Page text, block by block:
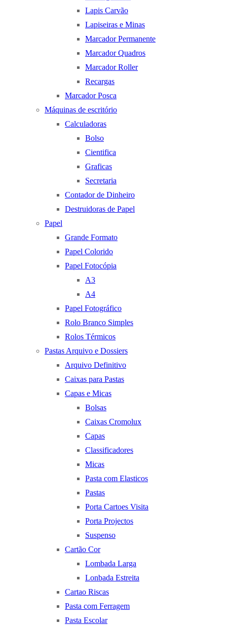
Lapis Carvão
Lapiseiras e Minas
Marcador Permanente
Marcador Quadros
Marcador Roller
Recargas
Marcador Posca
Máquinas de escritório
Calculadoras
Bolso
Cientifica
Graficas
Secretaria
Contador de Dinheiro
Destruidoras de Papel
Papel
Grande Formato
Papel Colorido
Papel Fotocópia
A3
A4
Papel Fotográfico
Rolo Branco Simples
Rolos Térmicos
Pastas Arquivo e Dossiers
Arquivo Definitivo
Caixas para Pastas
Capas e Micas
Bolsas
Caixas Cromolux
Capas
Classificadores
Micas
Pasta com Elasticos
Pastas
Porta Cartoes Visita
Porta Projectos
Suspenso
Cartão Cor
Lombada Larga
Lonbada Estreita
Cartao Riscas
Pasta com Ferragem
Pasta Escolar